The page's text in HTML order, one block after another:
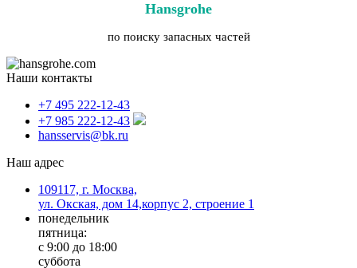
Hansgrohe
по поиску запасных частей
Наши контакты
+7 495 222-12-43
+7 985 222-12-43
hansservis@bk.ru
Наш адрес
109117, г. Москва,
ул. Окская, дом 14,корпус 2, строение 1
понедельник
пятница:
с 9:00 до 18:00
суббота